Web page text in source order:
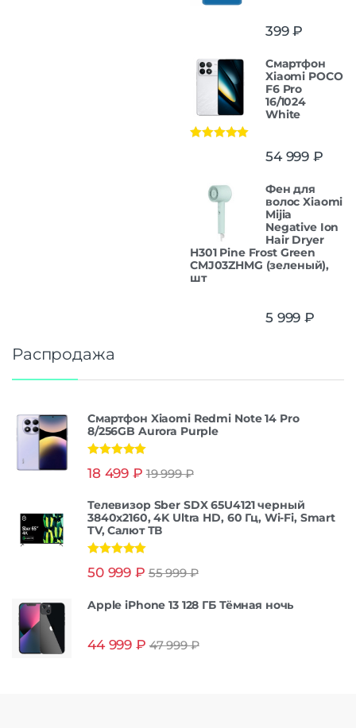
399₽
Смартфон
Xiaomi POCO
F6 Pro
16/1024
White
54 999 ₽
Фен для
волос Xiaomi
Mijia
Negative Ion
Hair Dryer
H301 Pine Frost Green
CMJ03ZHMG (зеленый),
шт
5 999 ₽
Распродажа
Смартфон Xiaomi Redmi Note 14 Pro
8/256GB Aurora Purple
из 5
18 499 ₽ 19 999₽
Телевизор Sber SDX 65U4121 черный
3840x2160, 4K Ultra HD, 60 Гц, Wi-Fi, Smart
TV, Салют ТВ
из 5
50 999 ₽ 55 999₽
Apple iPhone 13 128 ГБ Тёмная ночь
44 999 ₽ 47 999₽